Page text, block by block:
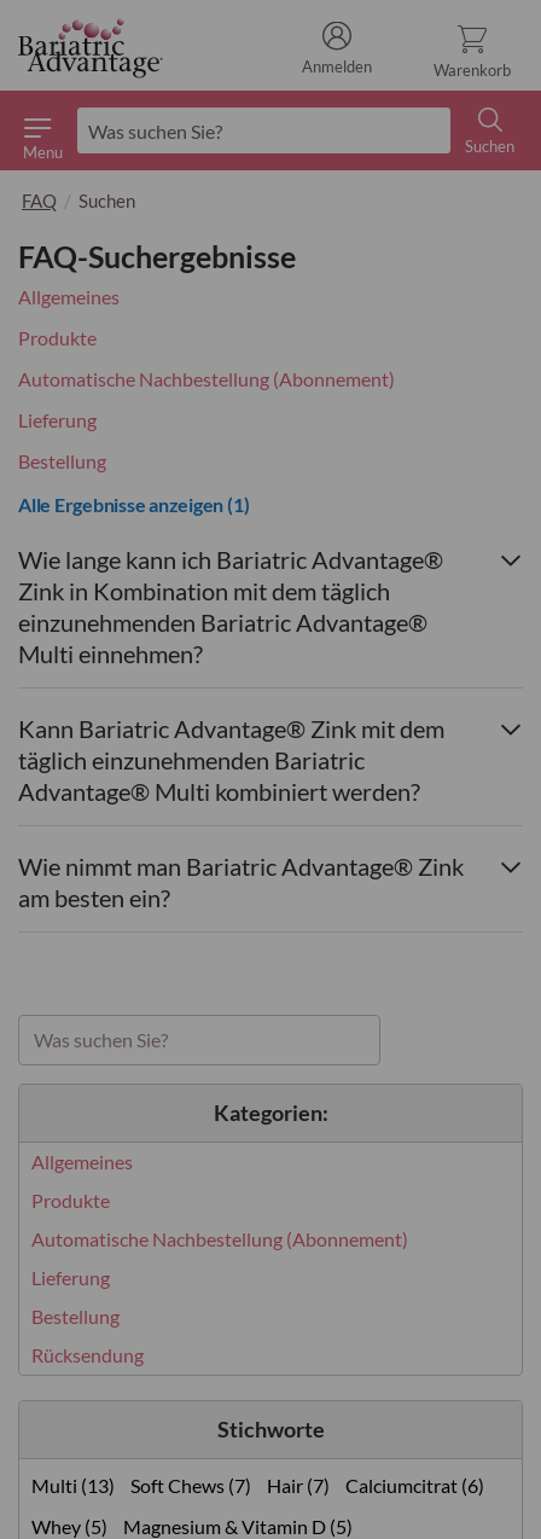
Menu
Suchen
Warenkorb
Anmelden
FAQ Suchen
FAQ-Suchergebnisse
Allgemeines
Produkte
Automatische Nachbestellung (Abonnement)
Lieferung
Bestellung
Alle Ergebnisse anzeigen (1)
Wie lange kann ich Bariatric Advantage®
Zink in Kombination mit dem täglich
einzunehmenden Bariatric Advantage®
Multi einnehmen?
Kann Bariatric Advantage® Zink mit dem
täglich einzunehmenden Bariatric
Advantage® Multi kombiniert werden?
Wie nimmt man Bariatric Advantage® Zink
am besten ein?
Kategorien:
Allgemeines
Produkte
Automatische Nachbestellung (Abonnement)
Lieferung
Bestellung
Rücksendung
Stichworte
Multi (13) Soft Chews (7) Hair (7)
Calciumcitrat (6)
Whey (5)
Magnesium & Vitamin D (5)